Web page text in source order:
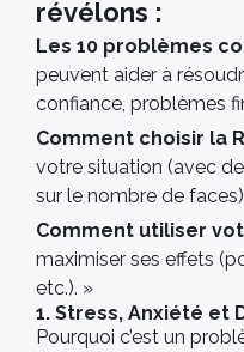
révélons :
Les 10 problèmes
peuvent aider à
confiance, problèmes
Comment choisir la
votre situation (avec
sur le nombre de
Comment utiliser
maximiser ses effets
etc.). »
1. Stress, Anxiété et
Pourquoi c’est un